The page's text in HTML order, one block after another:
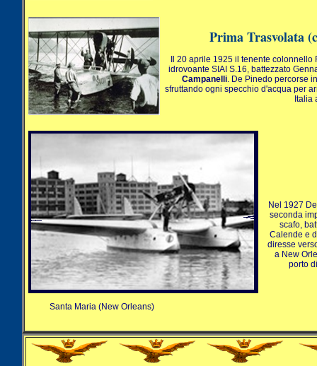
Prima Trasvolata (
Il 20 aprile 1925 il tenente
idrovoante SIAI S.16, battezzato
Campanelli. De Pinedo percorse
sfruttando ogni specchio d'acqua per
Santa Maria (New Orleans)
Nel 1927
seconda
scafo,
Calende e
diresse
a New
porto